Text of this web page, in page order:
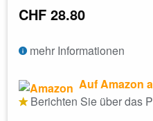
CHF 28.80
mehr Informationen
Auf Amazon
Berichten Sie über das